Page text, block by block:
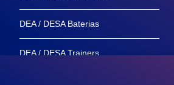
DEA / DESA Baterias
DEA / DESA Trainers